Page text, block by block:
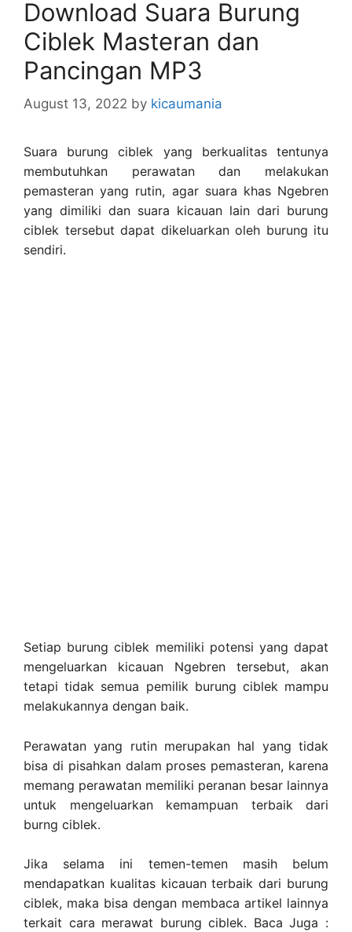
Download Suara Burung
Ciblek Masteran dan
Pancingan MP3
August 13, 2022 by kicaumania
Suara burung ciblek yang berkualitas tentunya
membutuhkan perawatan dan melakukan
pemasteran yang rutin, agar suara khas Ngebren
yang dimiliki dan suara kicauan lain dari burung
ciblek tersebut dapat dikeluarkan oleh burung itu
sendiri.
Setiap burung ciblek memiliki potensi yang dapat
mengeluarkan kicauan Ngebren tersebut, akan
tetapi tidak semua pemilik burung ciblek mampu
melakukannya dengan baik.
Perawatan yang rutin merupakan hal yang tidak
bisa di pisahkan dalam proses pemasteran, karena
memang perawatan memiliki peranan besar lainnya
untuk mengeluarkan kemampuan terbaik dari
burng ciblek.
Jika selama ini temen-temen masih belum
mendapatkan kualitas kicauan terbaik dari burung
ciblek, maka bisa dengan membaca artikel lainnya
terkait cara merawat burung ciblek. Baca Juga :